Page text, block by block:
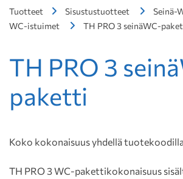
Tuotteet Sisustustuotteet
Seinä-
WC-istuimet
TH PRO 3 seinäWC-
TH PRO 3
paketti
Koko kokonaisuus yhdellä
TH PRO 3 WC-pakettikokonaisuus